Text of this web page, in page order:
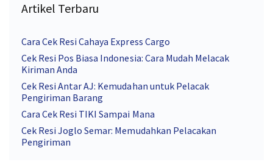
Artikel Terbaru
Cara Cek Resi Cahaya Express Cargo
Cek Resi Pos Biasa Indonesia: Cara Mudah Melacak
Kiriman Anda
Cek Resi Antar AJ: Kemudahan untuk Pelacak
Pengiriman Barang
Cara Cek Resi TIKI Sampai Mana
Cek Resi Joglo Semar: Memudahkan Pelacakan
Pengiriman